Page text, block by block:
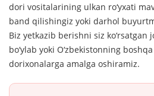
dori vositalarining ulkan ro‘yxati
band qilishingiz yoki darhol
Biz yetkazib berishni siz ko‘rsatgan
bo‘ylab yoki O‘zbekistonning
dorixonalarga amalga oshiramiz.